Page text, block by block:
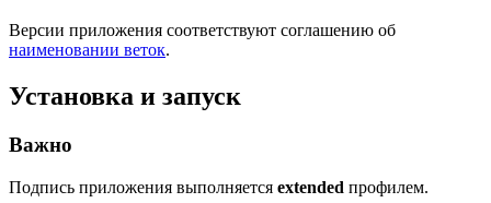
Версии приложения соответствуют соглашению об
наименовании веток.
Установка и запуск
Важно
Подпись приложения выполняется extended профилем.